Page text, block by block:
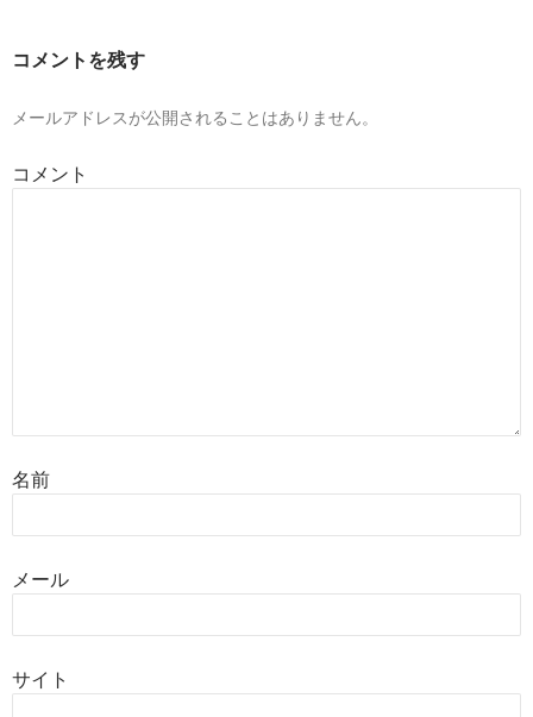
コメントを残す
メールアドレスが公開されることはありません。
コメント
名前
メール
サイト